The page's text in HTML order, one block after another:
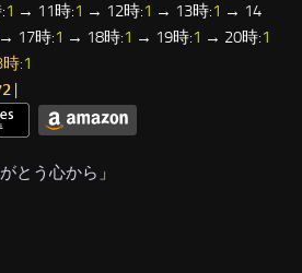
1 → 11時:1 → 12時:1 → 13時:1 → 14
→ 17時:1 → 18時:1 → 19時:1 → 20時:1
:1
|
とう心から 」